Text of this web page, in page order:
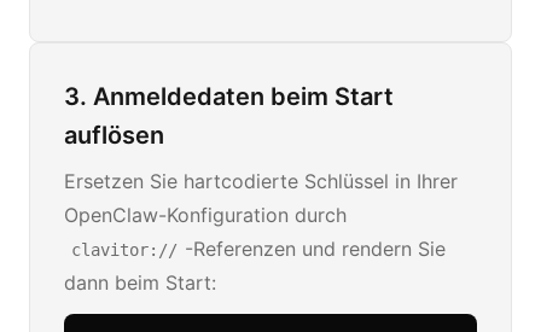
3. Anmeldedaten beim Start
auflösen
Ersetzen Sie hartcodierte Schlüssel in Ihrer
OpenClaw-Konfiguration durch
clavitor:// -Referenzen und rendern Sie
dann beim Start: